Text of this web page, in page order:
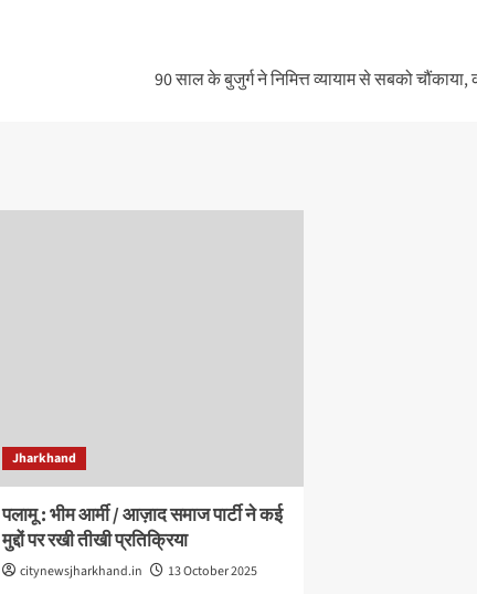
90 साल के बुजुर्ग ने निमित्त व्यायाम से सबको
Jharkhand
पलामू : भीम आर्मी / आज़ाद समाज पार्टी ने कई
मुद्दों पर रखी तीखी प्रतिक्रिया
citynewsjharkhand.in 13 October 2025